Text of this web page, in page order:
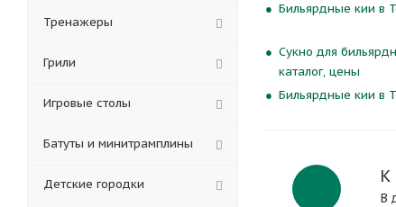
Бильярдные кии в
Сукно для
каталог, цены
Бильярдные кии в
К
В
Тренажеры
Грили
Игровые столы
Батуты и минитрамплины
Детские городки